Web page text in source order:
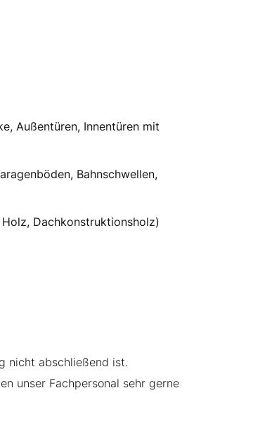
Außentüren, Innentüren mit
Bahnschwellen,
Dachkonstruktionsholz)
nicht abschließend ist.
unser Fachpersonal sehr gerne